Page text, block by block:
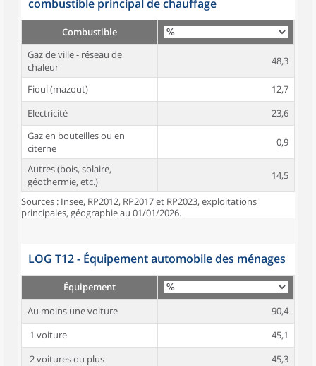
combustible principal de chauffage
Combustible
Gaz de ville - réseau de
chaleur
48,3
Fioul (mazout)
12,7
Electricité
23,6
Gaz en bouteilles ou en
citerne
0,9
Autres (bois, solaire,
géothermie, etc.)
14,5
Sources : Insee, RP2012, RP2017 et RP2023, exploitations
principales, géographie au 01/01/2026.
LOG T12 - Équipement automobile des ménages
Équipement
Au moins une voiture
90,4
1 voiture
45,1
2 voitures ou plus
45,3